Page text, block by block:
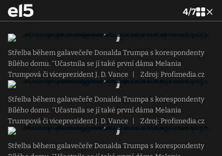
4/7
Střelba během galavečeře Donalda Trumpa s korespondenty
Bílého domu. ˇUčastnila se jí také první dáma Melania
Trumpová či viceprezident J. D. Vance
Zdroj: Profimedia.cz
Střelba během galavečeře Donalda Trumpa s korespondenty
Bílého domu. ˇUčastnila se jí také první dáma Melania
Trumpová či viceprezident J. D. Vance
Zdroj: Profimedia.cz
Střelba během galavečeře Donalda Trumpa s korespondenty